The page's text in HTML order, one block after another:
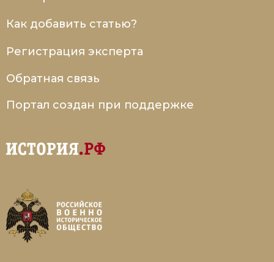
Как добавить статью?
Регистрация эксперта
Обратная связь
Портал создан при поддержке